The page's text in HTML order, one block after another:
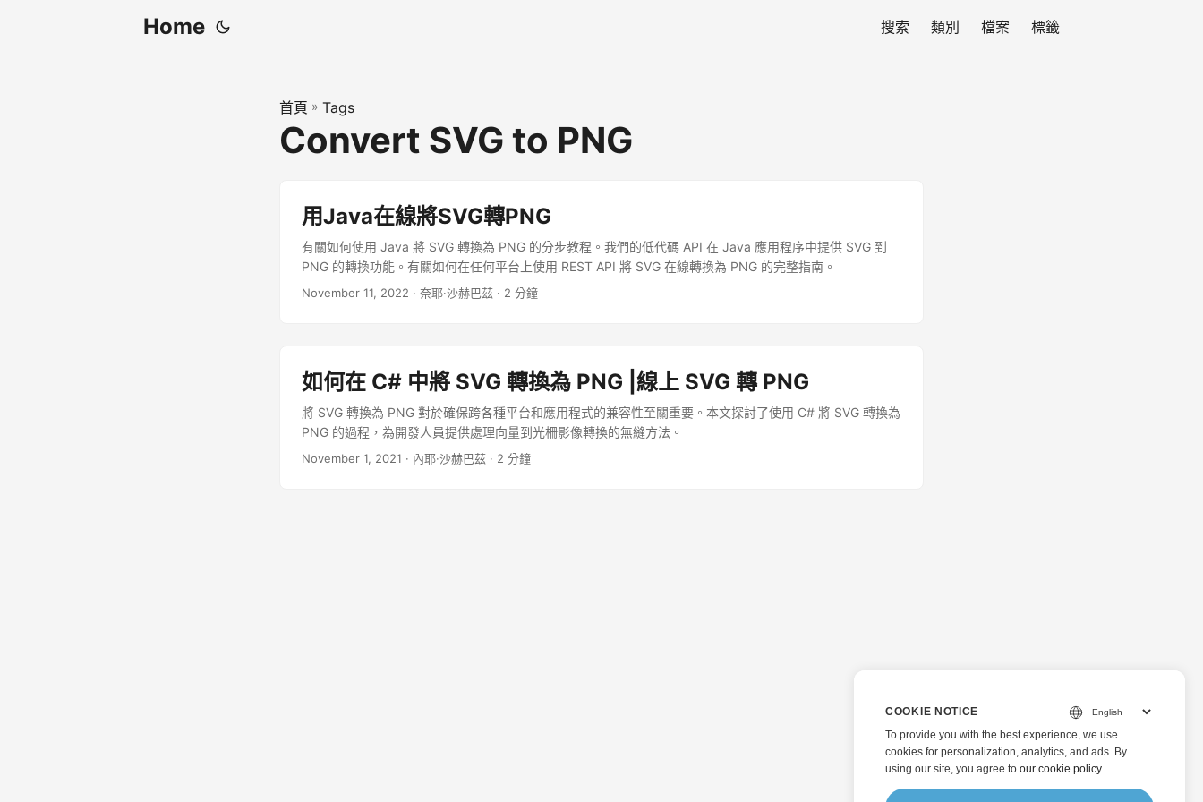
Home 搜索 類別 檔案 標籤
首頁 » Tags
Convert SVG to PNG
用Java在線將SVG轉PNG
有關如何使用 Java 將 SVG 轉換為 PNG 的分步教程。我們的低代碼 API 在 Java 應用程序中提供 SVG 到
PNG 的轉換功能。有關如何在任何平台上使用 REST API 將 SVG 在線轉換為 PNG 的完整指南。
November 11, 2022 · 奈耶·沙赫巴茲 · 2 分鐘
如何在 C# 中將 SVG 轉換為 PNG |線上 SVG 轉 PNG
將 SVG 轉換為 PNG 對於確保跨各種平台和應用程式的兼容性至關重要。本文探討了使用 C# 將 SVG 轉換為
PNG 的過程，為開發人員提供處理向量到光柵影像轉換的無縫方法。
November 1, 2021 · 內耶·沙赫巴茲 · 2 分鐘
COOKIE NOTICE
To provide you with the best experience, we use
cookies for personalization, analytics, and ads. By
using our site, you agree to our cookie policy.